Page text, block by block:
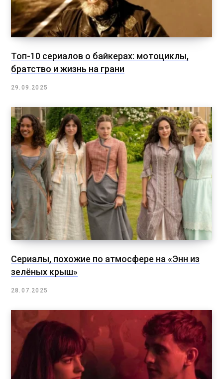
Топ-10 сериалов о байкерах: мотоциклы,
братство и жизнь на грани
29.09.2025
Сериалы, похожие по атмосфере на «Энн из
зелёных крыш»
28.07.2025